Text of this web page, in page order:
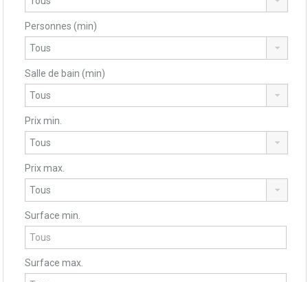
Personnes (min)
Salle de bain (min)
Prix min.
Prix max.
Surface min.
Surface max.